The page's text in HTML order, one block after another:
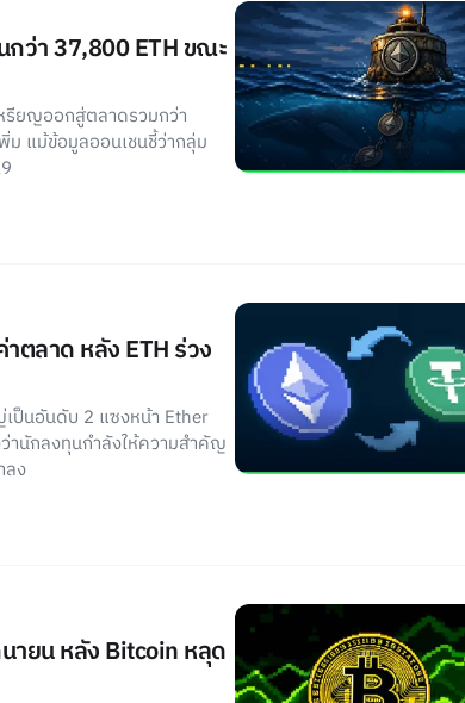
กว่า 37,800 ETH ขณะ
หรียญออกสู่ตลาดรวมกว่า
แม้ข้อมูลออนเชนชี้ว่ากลุ่ม
ตลาด หลัง ETH ร่วง
ป็นอันดับ 2 แซงหน้า Ether
านักลงทุนกำลังให้ความสำคัญ
ลง
ายน หลัง Bitcoin หลุด